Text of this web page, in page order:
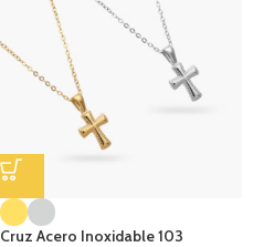
Cruz Acero Inoxidable 103